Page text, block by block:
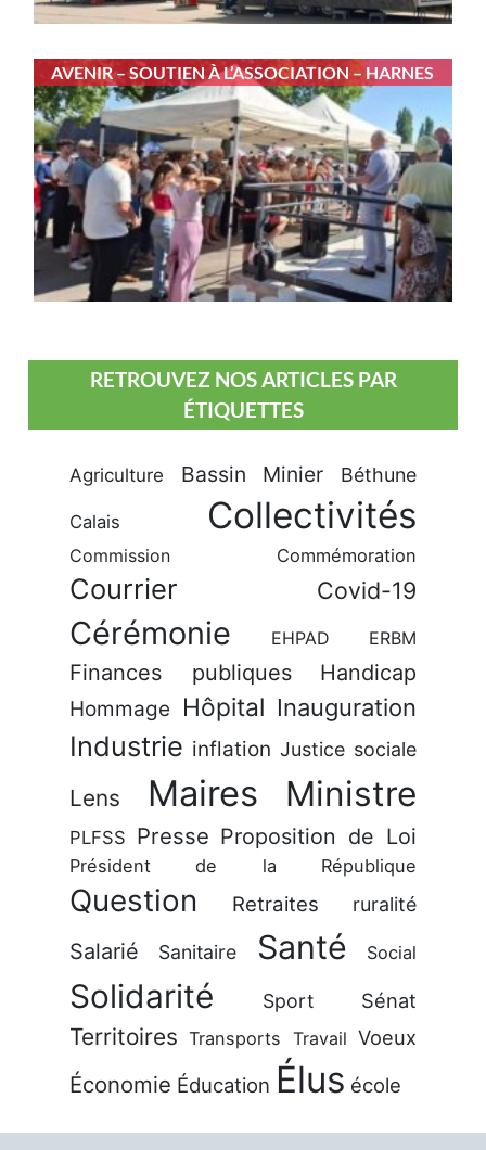
AVENIR – SOUTIEN À L’ASSOCIATION – HARNES
RETROUVEZ NOS ARTICLES PAR
ÉTIQUETTES
Agriculture Bassin Minier Béthune
Calais Collectivités
Commission Commémoration
Courrier Covid-19
Cérémonie EHPAD ERBM
Finances publiques Handicap
Hommage Hôpital Inauguration
Industrie inflation Justice sociale
Lens Maires Ministre
PLFSS Presse Proposition de Loi
Président de la République
Question Retraites ruralité
Salarié Sanitaire Santé Social
Solidarité Sport Sénat
Territoires Transports Travail Voeux
Économie Éducation Élus école